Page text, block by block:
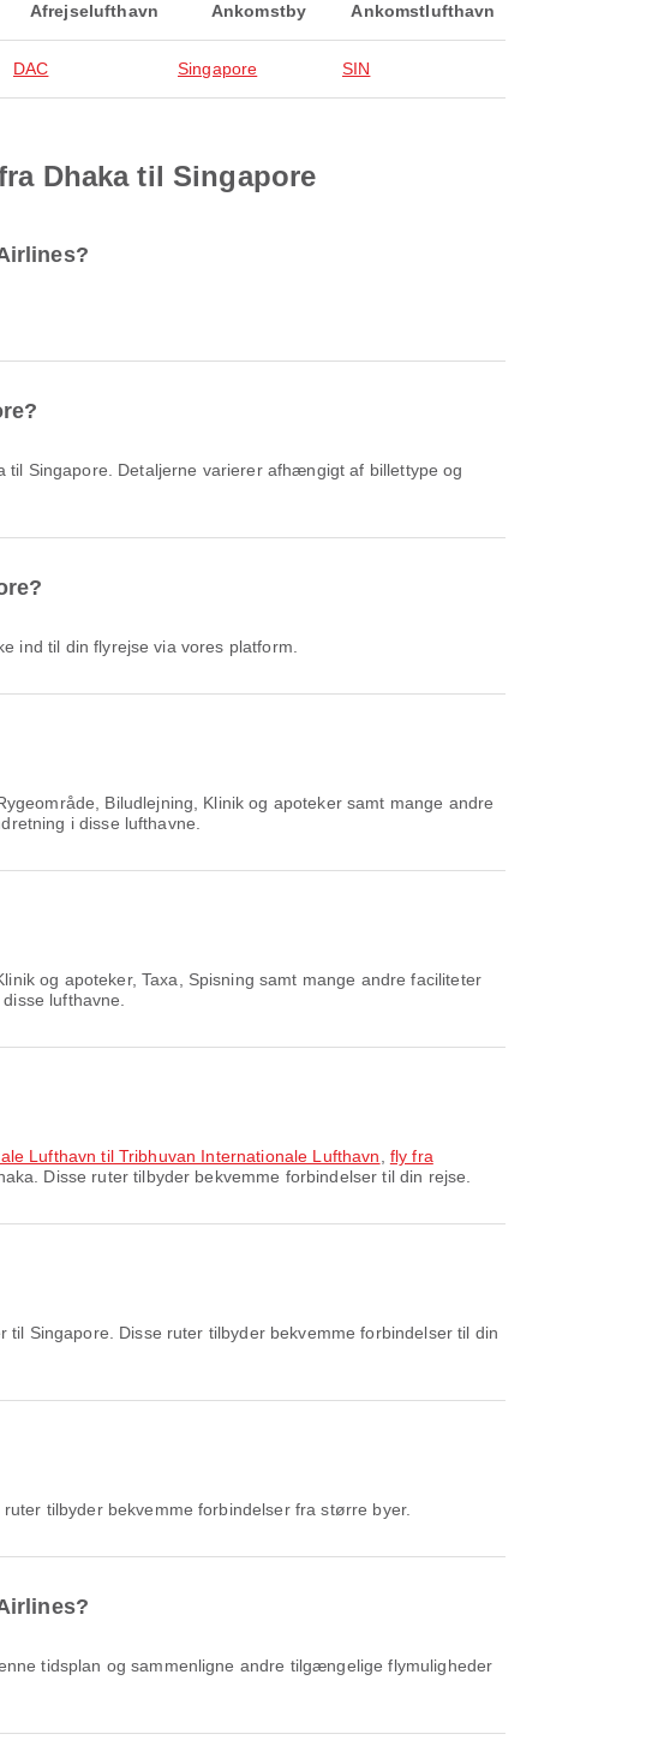
Afrejselufthavn Ankomstby Ankomstlufthavn
DAC Singapore SIN
Dhaka til Singapore
ind til din flyrejse via vores platform.
Biludlejning, Klinik og apoteker samt mange andre
i disse lufthavne.
og apoteker, Taxa, Spisning samt mange andre faciliteter
lufthavne.
Lufthavn til Tribhuvan Internationale Lufthavn
fly fra
Disse ruter tilbyder bekvemme forbindelser til din rejse.
Singapore. Disse ruter tilbyder bekvemme forbindelser til din
tilbyder bekvemme forbindelser fra større byer.